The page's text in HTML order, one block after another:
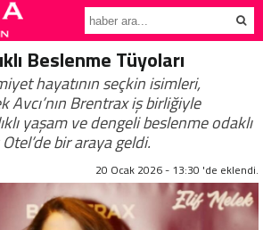
Beslenme Tüyoları
hayatının seçkin isimleri,
Brentrax iş birliğiyle
yaşam ve dengeli beslenme odaklı
bir araya geldi.
20 Ocak 2026 - 13:30 'de eklendi.